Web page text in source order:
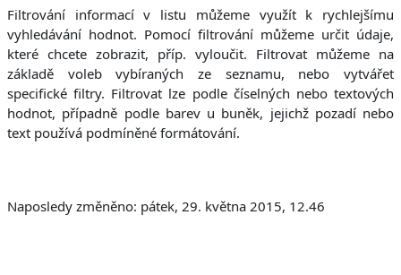
Filtrování informací v listu můžeme využít k rychlejšímu
vyhledávání hodnot. Pomocí filtrování můžeme určit údaje,
které chcete zobrazit, příp. vyloučit. Filtrovat můžeme na
základě voleb vybíraných ze seznamu, nebo vytvářet
specifické filtry. Filtrovat lze podle číselných nebo textových
hodnot, případně podle barev u buněk, jejichž pozadí nebo
text používá podmíněné formátování.
Naposledy změněno: pátek, 29. května 2015, 12.46